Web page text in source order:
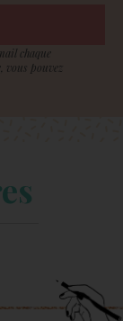
chaque
vous pouvez